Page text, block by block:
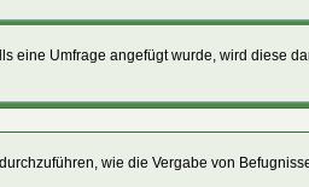
eine Umfrage angefügt wurde, wird diese
wie die Vergabe von